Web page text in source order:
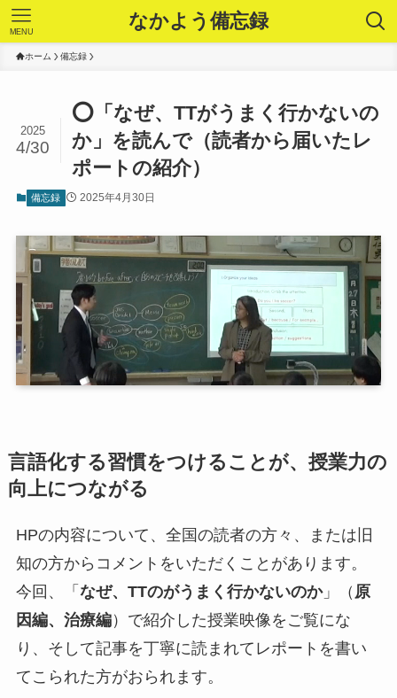
なかよう備忘録
MENU
ホーム 備忘録
⭕️「なぜ、TTがうまく行かないの
か」を読んで（読者から届いたレ
ポートの紹介）
2025
4/30
備忘録 2025年4月30日
言語化する習慣をつけることが、授業力の
向上につながる
HPの内容について、全国の読者の方々、または旧
知の方からコメントをいただくことがあります。
今回、「 なぜ、TTのがうまく行かないのか」（ 原
因編、治療編）で紹介した授業映像をご覧にな
り、そして記事を丁寧に読まれてレポートを書い
てこられた方がおられます。